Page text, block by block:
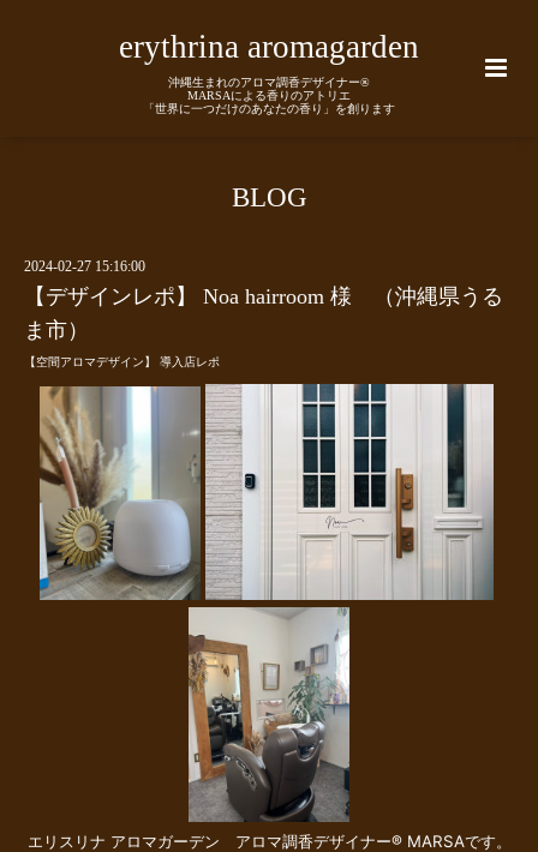
erythrina aromagarden
沖縄生まれのアロマ調香デザイナー®
MARSAによる香りのアトリエ
「世界に一つだけのあなたの香り」を創ります
BLOG
2024-02-27 15:16:00
【デザインレポ】 Noa hairroom 様 （沖縄県うる
ま市）
【空間アロマデザイン】 導入店レポ
エリスリナ アロマガーデン アロマ調香デザイナー® MARSAです。